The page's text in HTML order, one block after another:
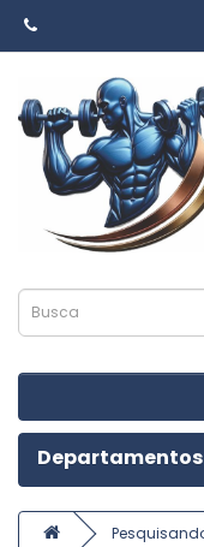
Departamentos